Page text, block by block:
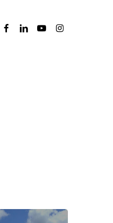
FacebookLinkedinYoutubeInstagram